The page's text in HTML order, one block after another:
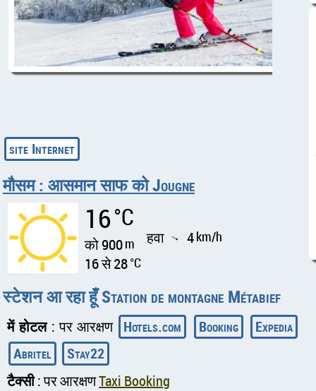
मौसम : आसमान साफ को Jougne
16°C
को 900m
16 से 28°C
हवा ↑ 4km/h
स्टेशन आ रहा हूँ Station de montagne Métabief
में होटल: पर आरक्षण Hotels.com Booking
Expedia
Abritel
Stay22
टैक्सी: पर आरक्षणTaxi Booking